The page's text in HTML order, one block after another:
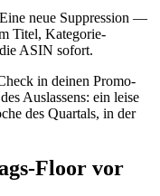
Eine neue Suppression —
Titel, Kategorie-
ASIN sofort.
in deinen Promo-
Auslassens: ein leise
des Quartals, in der
Floor vor